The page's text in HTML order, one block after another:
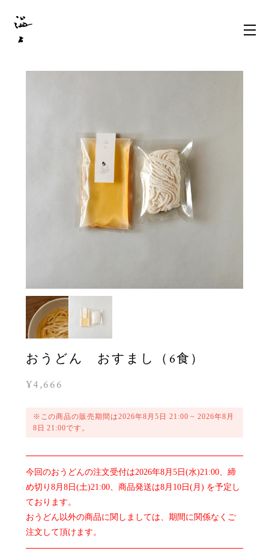
おうどん おすまし（6食）
¥4,666
※この商品の販売期間は2026年8月5日 21:00 ~ 2026年8月
8日 21:00です。
今回のおうどんの注文受付は2026年8月5日(水)21:00、締
め切り8月8日(土)21:00、商品発送は8月10日(月) を予定し
ております。
おうどん以外の商品に関しましては、期間に関係なくご
注文して頂けます。